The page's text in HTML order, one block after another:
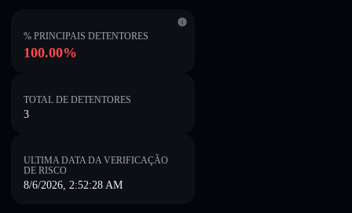
% PRINCIPAIS DETENTORES
100.00%
TOTAL DE DETENTORES
3
ULTIMA DATA DA VERIFICAÇÃO
DE RISCO
8/6/2026, 2:52:28 AM